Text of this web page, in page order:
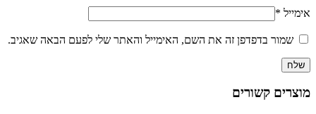
אימייל *
שמור בדפדפן זה את השם, האימייל והאתר שלי לפעם הבאה שאגיב.
מוצרים קשורים